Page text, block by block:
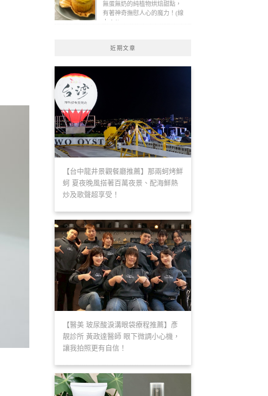
無蛋無奶的純植物烘焙甜點，
有著神奇撫慰人心的魔力！(線
上：1)
近期文章
【台中龍井景觀餐廳推薦】那兩蚵烤鮮
蚵 夏夜晚風搭著百萬夜景、配海鮮熱
炒及歌聲超享受！
【醫美 玻尿酸淚溝眼袋療程推薦】彥
靚診所 黃政達醫師 眼下微調小心機，
讓我拍照更有自信！